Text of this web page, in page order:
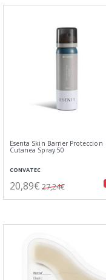
Esenta Skin Barrier Proteccion
Cutanea Spray 50
CONVATEC
20,89€ 27,24€